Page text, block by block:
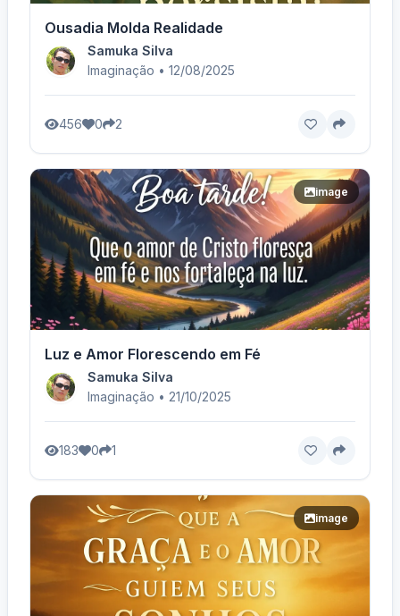
Ousadia Molda Realidade
Samuka Silva
Imaginação • 12/08/2025
456 0 2
image
Luz e Amor Florescendo em Fé
Samuka Silva
Imaginação • 21/10/2025
183 0 1
image